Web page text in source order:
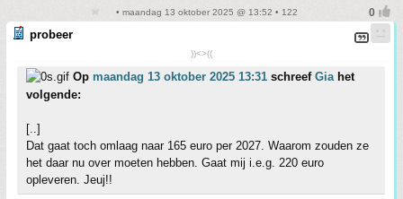
• maandag 13 oktober 2025 @ 13:52 • 122
probeer
))<>((
Op maandag 13 oktober 2025 13:31 schreef Giahet
volgende:
[..]
Dat gaat toch omlaag naar 165 euro per 2027. Waarom zouden ze
het daar nu over moeten hebben. Gaat mij i.e.g. 220 euro
opleveren. Jeuj!!